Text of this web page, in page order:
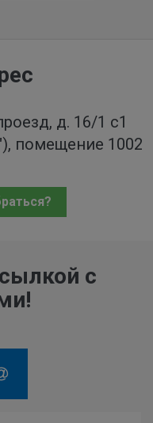
д. 16/1 с1
помещение 1002
с